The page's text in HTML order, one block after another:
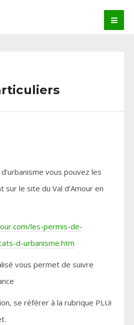
vous pouvez les
le site du Val d’Amour en
les-permis-de-
d-urbanisme.htm
vous permet de suivre
se référer à la rubrique PLUi